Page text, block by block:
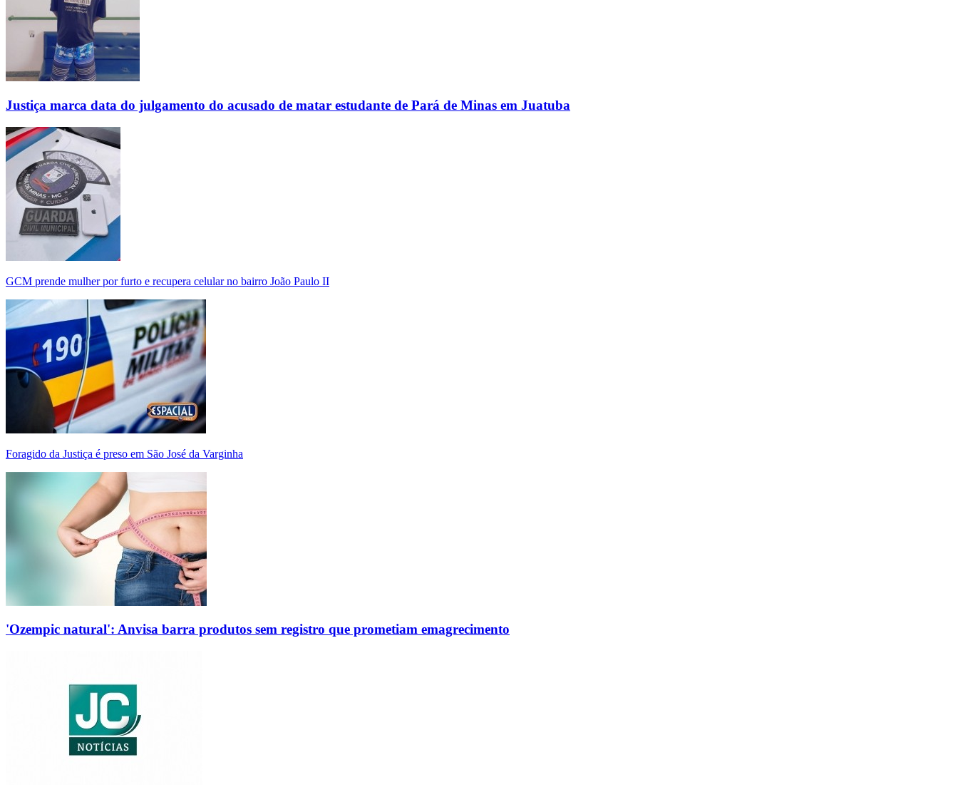
Justiça marca data do julgamento do acusado de matar estudante de Pará de Minas em Juatuba
GCM prende mulher por furto e recupera celular no bairro João Paulo II
Foragido da Justiça é preso em São José da Varginha
'Ozempic natural': Anvisa barra produtos sem registro que prometiam emagrecimento